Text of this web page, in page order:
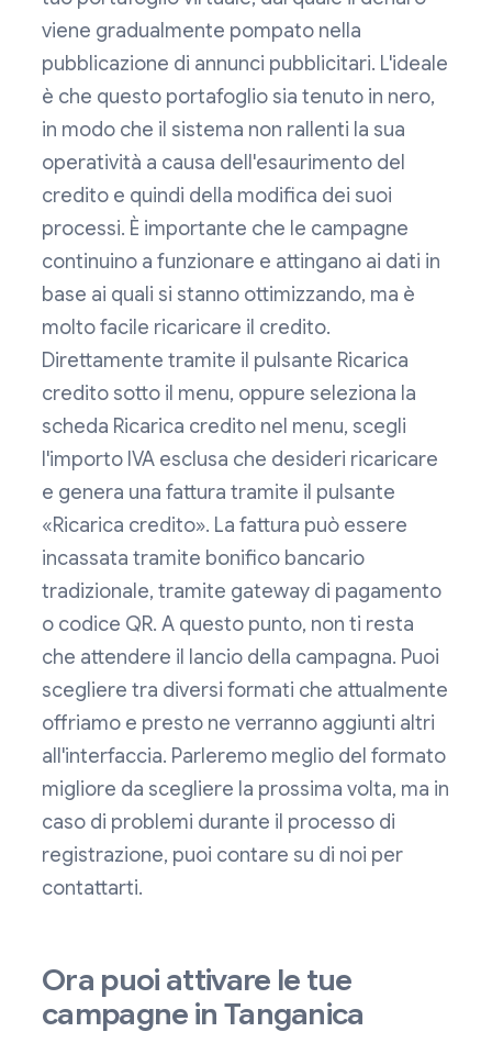
viene gradualmente pompato nella
pubblicazione di annunci pubblicitari. L'ideale
è che questo portafoglio sia tenuto in nero,
in modo che il sistema non rallenti la sua
operatività a causa dell'esaurimento del
credito e quindi della modifica dei suoi
processi. È importante che le campagne
continuino a funzionare e attingano ai dati in
base ai quali si stanno ottimizzando, ma è
molto facile ricaricare il credito.
Direttamente tramite il pulsante Ricarica
credito sotto il menu, oppure seleziona la
scheda Ricarica credito nel menu, scegli
l'importo IVA esclusa che desideri ricaricare
e genera una fattura tramite il pulsante
«Ricarica credito». La fattura può essere
incassata tramite bonifico bancario
tradizionale, tramite gateway di pagamento
o codice QR. A questo punto, non ti resta
che attendere il lancio della campagna. Puoi
scegliere tra diversi formati che attualmente
offriamo e presto ne verranno aggiunti altri
all'interfaccia. Parleremo meglio del formato
migliore da scegliere la prossima volta, ma in
caso di problemi durante il processo di
registrazione, puoi contare su di noi per
contattarti.
Ora puoi attivare le tue
campagne in Tanganica